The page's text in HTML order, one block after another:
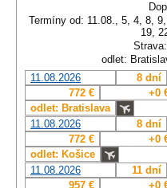
Termíny od: 11.08., 5, 4, 8,
19,
odlet:
11.08.2026
8 dní
772 €
+0
odlet: Bratislava
11.08.2026
8 dní
772 €
+0
odlet: Košice
11.08.2026
11 dní
957 €
+0